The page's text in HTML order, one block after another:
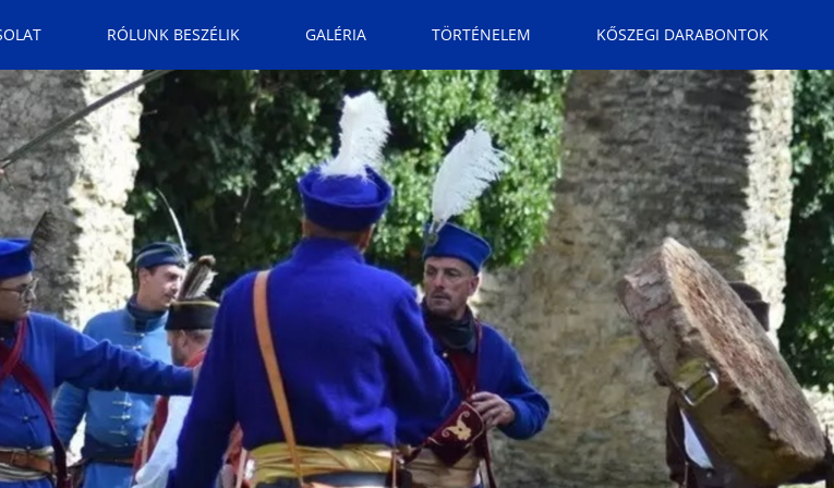
RÓLUNK BESZÉLIK GALÉRIA TÖRTÉNELEM KŐSZEGI DARABONTOK